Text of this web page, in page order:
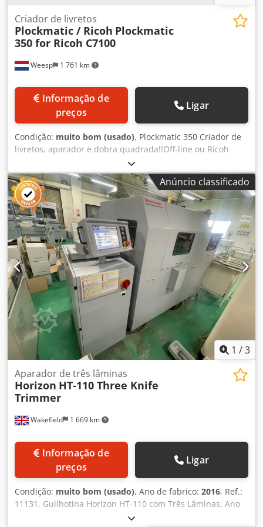
Weesp 1 761 km
Criador de livretos
Plockmatic / Ricoh Plockmatic
350 for Ricoh C7100
preços
Ligar
Condição: muito bom (usado), Plockmatic 350 Criador de
livretos, aparador e dobra quadrada!!Off-line ou Ricoh
C7100 / C7200Ricoh Pro 8100 / 8200Ricoh C9100 / C9200
Dkedpfx Ajd Thb Iomhjr
Anúncio classificado
1 /3
Wakefield 1 669 km
Aparador de três lâminas
Horizon HT-110 Three Knife
Trimmer
preços
Ligar
Condição: muito bom (usado), Ano de fabrico: 2016, Ref.:
11131. Guilhotina Horizon HT-110 com Três Lâminas, Ano
2016 Em excelente estado! Apenas 196.000 livros cortados!